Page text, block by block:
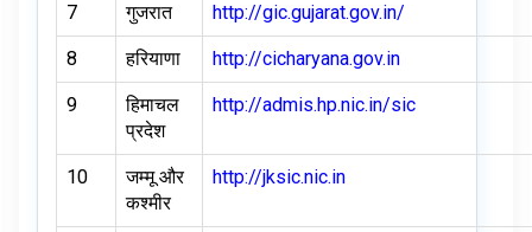
7 गुजरात http://gic.gujarat.gov.in/
8 हरियाणा http://cicharyana.gov.in
9
हिमाचल
प्रदेश
http://admis.hp.nic.in/sic
10
जम्मू और
कश्मीर
http://jksic.nic.in